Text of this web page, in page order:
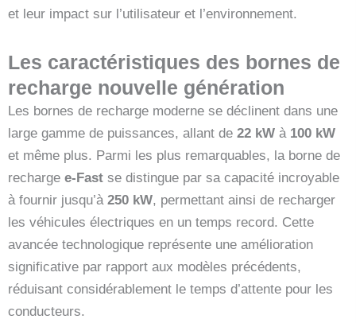
et leur impact sur l’utilisateur et l’environnement.
Les caractéristiques des bornes de
recharge nouvelle génération
Les bornes de recharge moderne se déclinent dans une
large gamme de puissances, allant de 22 kW à 100 kW
et même plus. Parmi les plus remarquables, la borne de
recharge e-Fast se distingue par sa capacité incroyable
à fournir jusqu’à 250 kW, permettant ainsi de recharger
les véhicules électriques en un temps record. Cette
avancée technologique représente une amélioration
significative par rapport aux modèles précédents,
réduisant considérablement le temps d’attente pour les
conducteurs.